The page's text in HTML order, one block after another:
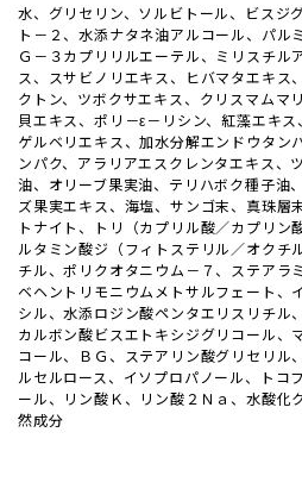
水、グリセリン、ソルビトール、ビスジ
ト－２、水添ナタネ油アルコール、パル
Ｇ－３カプリリルエーテル、ミリスチル
ス、スサビノリエキス、ヒバマタエキス
クトン、ツボクサエキス、クリスマムマ
貝エキス、ポリ－ε－リシン、紅藻エキ
ゲルベリエキス、加水分解エンドウタン
ンパク、アラリアエスクレンタエキス、
油、オリーブ果実油、テリハボク種子油
ズ果実エキス、海塩、サンゴ末、真珠層
トナイト、トリ（カプリル酸／カプリン
ルタミン酸ジ（フィトステリル／オクチ
チル、ポリクオタニウム－７、ステアラ
ベヘントリモニウムメトサルフェート、
シル、水添ロジン酸ペンタエリスリチル
カルボン酸ビスエトキシジグリコール、
コール、ＢＧ、ステアリン酸グリセリル
ルセルロース、イソプロパノール、トコ
ール、リン酸Ｋ、リン酸２Ｎａ、水酸化
然成分